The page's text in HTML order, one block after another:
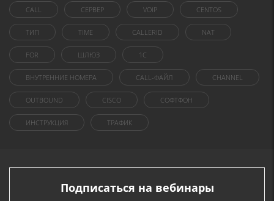
CALL СЕРВЕР VOIP CENTOS
ТИП TIME CALLERID NAT
FOR ШЛЮЗ 1C
ВНУТРЕННИЕ НОМЕРА CALL-ФАЙЛ CHANNEL
OUTBOUND CISCO СОФТФОН
ИНСТРУКЦИЯ ТРАФИК
Подписаться на вебинары